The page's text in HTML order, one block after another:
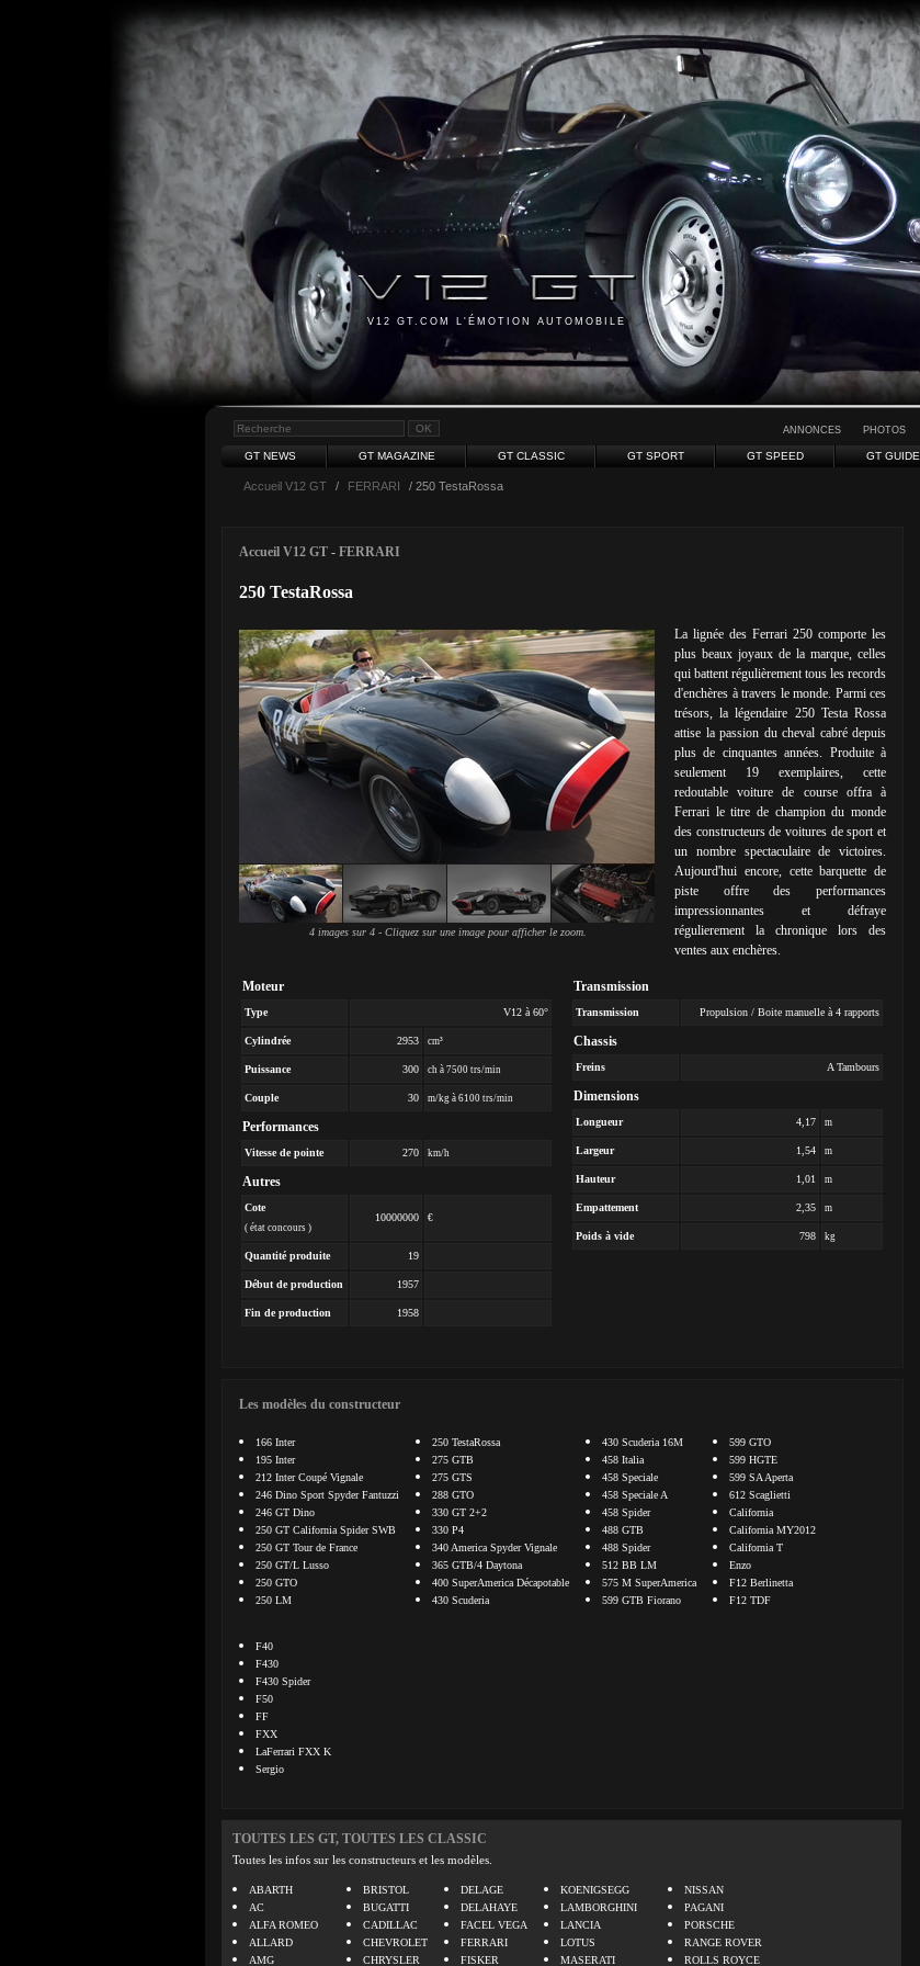
V12 GT.COM L'ÉMOTION AUTOMOBILE
ANNONCES PHOTOS
GT NEWS GT MAGAZINE GT CLASSIC GT SPORT GT SPEED GT GUIDE
Accueil V12 GT / FERRARI / 250 TestaRossa
Accueil V12 GT - FERRARI
250 TestaRossa
4 images sur 4 - Cliquez sur une image pour afficher le zoom.
La lignée des Ferrari 250 comporte les
plus beaux joyaux de la marque, celles
qui battent régulièrement tous les records
d'enchères à travers le monde. Parmi ces
trésors, la légendaire 250 Testa Rossa
attise la passion du cheval cabré depuis
plus de cinquantes années. Produite à
seulement 19 exemplaires, cette
redoutable voiture de course offra à
Ferrari le titre de champion du monde
des constructeurs de voitures de sport et
un nombre spectaculaire de victoires.
Aujourd'hui encore, cette barquette de
piste offre des performances
impressionnantes et défraye
régulierement la chronique lors des
ventes aux enchères.
Moteur
Type V12 à 60°
Cylindrée 2953 cm³
Puissance 300 ch à 7500 trs/min
Couple 30 m/kg à 6100 trs/min
Performances
Vitesse de pointe 270 km/h
Autres
Cote
( état concours )
10000000 €
Quantité produite 19
Début de production 1957
Fin de production 1958
Transmission
Transmission Propulsion / Boite manuelle à 4 rapports
Chassis
Freins A Tambours
Dimensions
Longueur 4,17 m
Largeur 1,54 m
Hauteur 1,01 m
Empattement 2,35 m
Poids à vide 798 kg
Les modèles du constructeur
166 Inter
195 Inter
212 Inter Coupé Vignale
246 Dino Sport Spyder Fantuzzi
246 GT Dino
250 GT California Spider SWB
250 GT Tour de France
250 GT/L Lusso
250 GTO
250 LM
250 TestaRossa
275 GTB
275 GTS
288 GTO
330 GT 2+2
330 P4
340 America Spyder Vignale
365 GTB/4 Daytona
400 SuperAmerica Décapotable
430 Scuderia
430 Scuderia 16M
458 Italia
458 Speciale
458 Speciale A
458 Spider
488 GTB
488 Spider
512 BB LM
575 M SuperAmerica
599 GTB Fiorano
599 GTO
599 HGTE
599 SA Aperta
612 Scaglietti
California
California MY2012
California T
Enzo
F12 Berlinetta
F12 TDF
F40
F430
F430 Spider
F50
FF
FXX
LaFerrari FXX K
Sergio
TOUTES LES GT, TOUTES LES CLASSIC
Toutes les infos sur les constructeurs et les modèles.
ABARTH
AC
ALFA ROMEO
ALLARD
AMG
BRISTOL
BUGATTI
CADILLAC
CHEVROLET
CHRYSLER
DELAGE
DELAHAYE
FACEL VEGA
FERRARI
FISKER
KOENIGSEGG
LAMBORGHINI
LANCIA
LOTUS
MASERATI
NISSAN
PAGANI
PORSCHE
RANGE ROVER
ROLLS ROYCE